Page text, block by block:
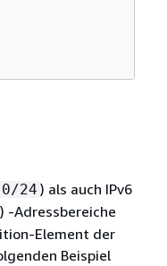
24 ) als auch IPv6
) -Adressbereiche
Element der
Beispiel